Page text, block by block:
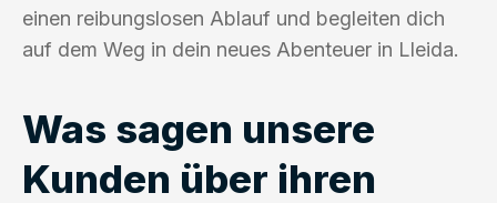
einen reibungslosen Ablauf und begleiten dich
auf dem Weg in dein neues Abenteuer in Lleida.
Was sagen unsere
Kunden über ihren